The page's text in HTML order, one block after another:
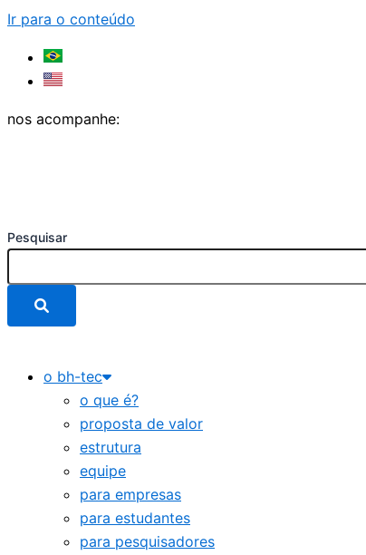
Ir para o conteúdo
nos acompanhe:
Pesquisar
o bh-tec
o que é?
proposta de valor
estrutura
equipe
para empresas
para estudantes
para pesquisadores